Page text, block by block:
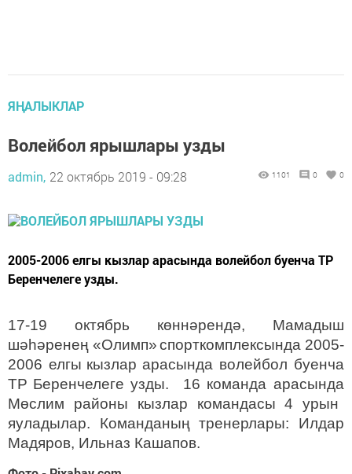
ЯҢАЛЫКЛАР
Волейбол ярышлары узды
admin, 22 октябрь 2019 - 09:28 1101 0 0
2005-2006 елгы кызлар арасында волейбол буенча ТР
Беренчелеге узды.
17-19 октябрь көннәрендә, Мамадыш
шәһәренең «Олимп»спорткомплексында 2005-
2006 елгы кызлар арасында волейбол буенча
ТР Беренчелеге узды. 16 команда арасында
Мөслим районы кызлар командасы4 урын
яуладылар. Команданың тренерлары: Илдар
Мадяров, Ильназ Кашапов.